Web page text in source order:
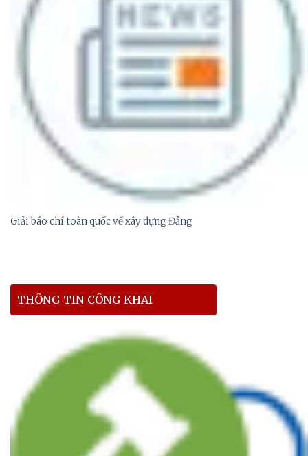
Giải báo chí toàn quốc về xây dựng Đảng
THÔNG TIN CÔNG KHAI